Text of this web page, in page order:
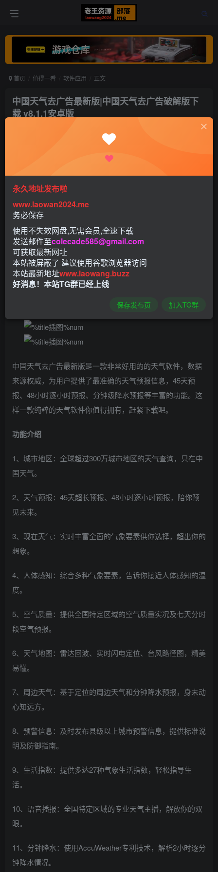
首页 值得一看 软件应用 正文
中国天气去广告最新版|中国天气去广告破解版下
载 v8.1.1安卓版
中国天气去广告最新版是一款非常好用的的天气软件，数据
来源权威，为用户提供了最准确的天气预报信息，45天预
报、48小时逐小时预报、分钟级降水预报等丰富的功能。这
样一款纯粹的天气软件你值得拥有，赶紧下载吧。
功能介绍
1、城市地区：全球超过300万城市地区的天气查询，只在中
国天气。
2、天气预报：45天超长预报、48小时逐小时预报，陪你预
见未来。
3、现在天气：实时丰富全面的气象要素供你选择，超出你的
想象。
4、人体感知：综合多种气象要素，告诉你接近人体感知的温
度。
5、空气质量：提供全国特定区域的空气质量实况及七天分时
段空气预报。
6、天气地图：雷达回波、实时闪电定位、台风路径图，精美
易懂。
7、周边天气：基于定位的周边天气和分钟降水预报，身未动
心知远方。
8、预警信息：及时发布县级以上城市预警信息，提供标准说
明及防御指南。
9、生活指数：提供多达27种气象生活指数，轻松指导生
活。
10、语音播报：全国特定区域的专业天气主播，解放你的双
眼。
11、分钟降水：使用AccuWeather专利技术，解析2小时逐分
钟降水情况。
永久地址发布啦
www.laowan2024.me
务必保存
使用不失效网盘,无需会员,全速下载
发送邮件至colecade585@gmail.com
可获取最新网址
本站被屏蔽了 建议使用谷歌浏览器访问
本站最新地址www.laowang.buzz
好消息！本站TG群已经上线
保存发布页 加入TG群